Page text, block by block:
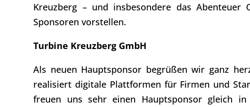
Kreuzberg – und insbesondere das
Sponsoren vorstellen.
Turbine Kreuzberg GmbH
Als neuen Hauptsponsor begrüßen wir ganz
realisiert digitale Plattformen für Firmen und
freuen uns sehr einen Hauptsponsor gleich